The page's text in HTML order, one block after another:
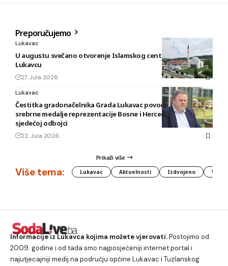
Preporučujemo
Lukavac
U augustu svečano otvorenje Islamskog centra i džamije u
Lukavcu
27. Jula 2026.
Lukavac
Čestitka gradonačelnika Grada Lukavac povodom osvajanja
srebrne medalje reprezentacije Bosne i Hercegovine u
sjedećoj odbojci
22. Jula 2026.
Prikaži više
Više tema: Lukavac Aktuelnosti Izdvojeno
Informacije iz Lukavca kojima možete vjerovati.Postojimo od
2009. godine i od tada smo najposjećeniji internet portal i
najutjecajniji medij na području općine Lukavac i Tuzlanskog